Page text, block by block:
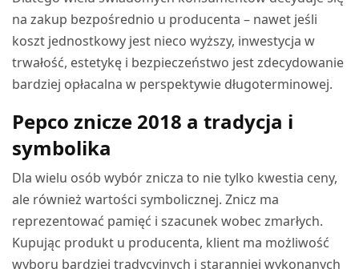
na zakup bezpośrednio u producenta – nawet jeśli
koszt jednostkowy jest nieco wyższy, inwestycja w
trwałość, estetykę i bezpieczeństwo jest zdecydowanie
bardziej opłacalna w perspektywie długoterminowej.
Pepco znicze 2018 a tradycja i
symbolika
Dla wielu osób wybór znicza to nie tylko kwestia ceny,
ale również wartości symbolicznej. Znicz ma
reprezentować pamięć i szacunek wobec zmarłych.
Kupując produkt u producenta, klient ma możliwość
wyboru bardziej tradycyjnych i staranniej wykonanych